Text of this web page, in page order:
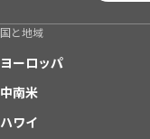
国と地域
ヨーロッパ
中南米
ハワイ